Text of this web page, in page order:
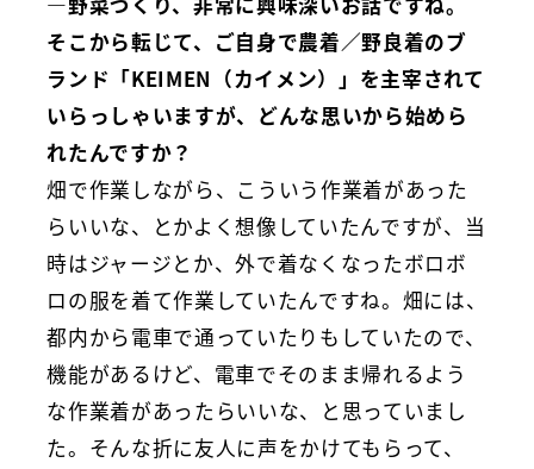
そこから転じて、ご自身で農着／野良着のブ
ランド「KEIMEN（カイメン）」を主宰されて
いらっしゃいますが、どんな思いから始めら
れたんですか？
畑で作業しながら、こういう作業着があった
らいいな、とかよく想像していたんですが、当
時はジャージとか、外で着なくなったボロボ
ロの服を着て作業していたんですね。畑には、
都内から電車で通っていたりもしていたので、
機能があるけど、電車でそのまま帰れるよう
な作業着があったらいいな、と思っていまし
た。そんな折に友人に声をかけてもらって、